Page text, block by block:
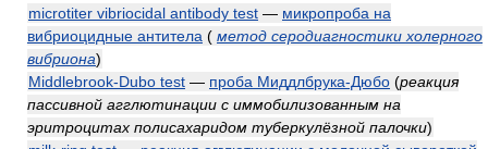
microtiter vibriocidal antibody test — микропроба на
вибриоцидные антитела ( метод серодиагностики холерного
вибриона)
Middlebrook-Dubo test — проба Миддлбрука-Дюбо (реакция
пассивной агглютинации с иммобилизованным на
эритроцитах полисахаридом туберкулёзной палочки)